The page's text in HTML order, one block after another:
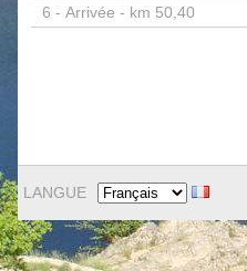
6 - Arrivée - km 50,40
LANGUE